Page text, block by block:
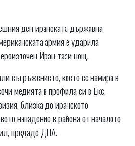
ден иранската държавна
армия е ударила
Иран тази нощ.
съоръжението, което се намира в
медията в профила си в Екс.
близка до иранското
нападение в района от началото
предаде ДПА.